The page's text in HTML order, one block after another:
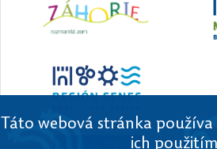
Táto webová stránka používa
ich